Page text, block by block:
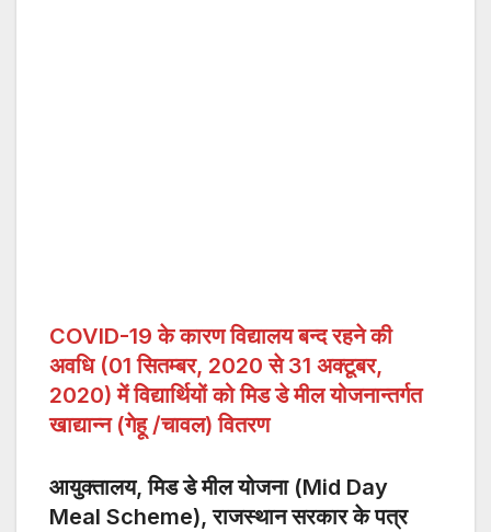
COVID-19 के कारण विद्यालय बन्द रहने की
अवधि (01 सितम्बर, 2020 से 31 अक्टूबर,
2020) में विद्यार्थियों को मिड डे मील योजनान्तर्गत
खाद्यान्न (गेहू /चावल) वितरण
आयुक्तालय, मिड डे मील योजना (Mid Day
Meal Scheme), राजस्थान सरकार के पत्र